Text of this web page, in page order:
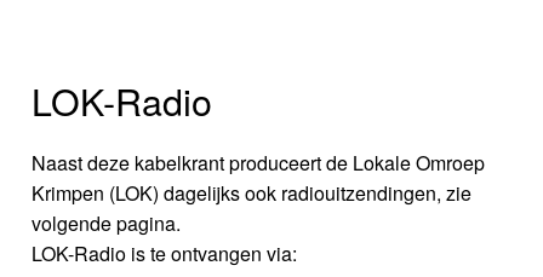
LOK-Radio
Naast deze kabelkrant produceert de Lokale Omroep
Krimpen (LOK) dagelijks ook radiouitzendingen, zie
volgende pagina.
LOK-Radio is te ontvangen via: